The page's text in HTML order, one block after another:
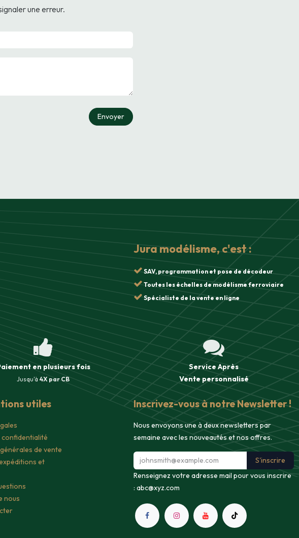
une erreur.
Envoyer
en plusieurs fois
Jusqu'à 4X par CB
Service Après
Ventepersonnalisé
utiles
confidentialité
de vente
et
nous
Inscrivez-vous à notre Newsletter !
Nous envoyons une à deux newsletters par
semaine avec les nouveautés et nos offres.
S'inscrire
Renseignez votre adresse mail pour vous inscrire
: abc@xyz.com
Jura modélisme, c'est :
SAV, programmation et pose de décodeur
Toutes les échelles de modélisme ferroviaire
Spécialiste de la vente en ligne